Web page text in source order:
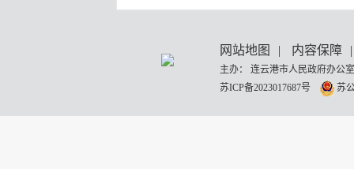
网站地图 | 内容保障 |
主办： 连云港市人民政府办
苏ICP备2023017687号
苏